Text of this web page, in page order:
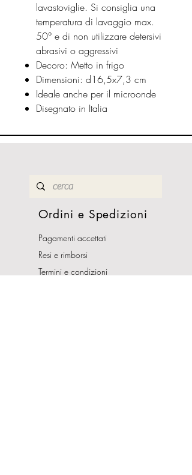
lavastoviglie. Si consiglia una
temperatura di lavaggio max.
50° e di non utilizzare detersivi
abrasivi o aggressivi
Decoro: Metto in frigo
Dimensioni: d16,5x7,3 cm
Ideale anche per il microonde
Disegnato in Italia
Ordini e Spedizioni
Pagamenti accettati
Resi e rimborsi
Termini e condizioni